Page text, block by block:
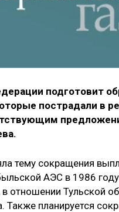
подготовит
пострадали в
тему сокращения
АЭС в 1986
в отношении Тульской
Также планируется